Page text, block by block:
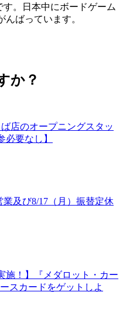
す。日本中にボードゲーム
ばっています。
か？
店のオープニングスタッ
要なし】
業及び8/17（月）振替定休
施！】『メダロット・カー
スカードをゲットしよ